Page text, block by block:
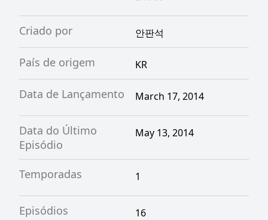
Criado por 안판석
País de origem KR
Data de Lançamento March 17, 2014
Data do Último
Episódio
May 13, 2014
Temporadas 1
Episódios 16